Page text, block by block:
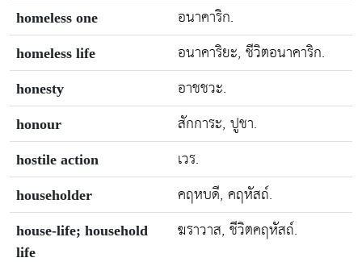
homeless one อนาคาริก.
homeless life อนาคาริยะ, ชีวิตอนาคาริก.
honesty อาชชวะ.
honour สักการะ, ปูชา.
hostile action เวร.
householder คฤหบดี, คฤหัสถ์.
house-life; household
life
ฆราวาส, ชีวิตคฤหัสถ์.